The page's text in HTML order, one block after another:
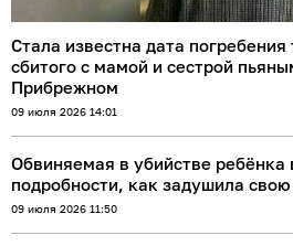
Стала известна дата
сбитого с мамой и сестрой
Прибрежном
09 июля 2026 14:01
Обвиняемая в убийстве ребёнка
подробности, как задушила
09 июля 2026 11:50